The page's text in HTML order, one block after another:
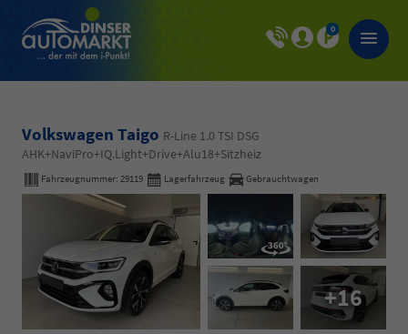
0
Volkswagen Taigo R-Line 1.0 TSI DSG
AHK+NaviPro+IQ.Light+Drive+Alu18+Sitzheiz
Fahrzeugnummer: 29119 Lagerfahrzeug Gebrauchtwagen
+16